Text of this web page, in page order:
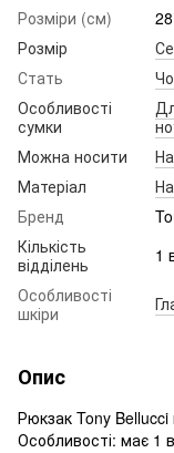
Розміри (см)
Розмір
Стать
Особливості
сумки
Можна носити
Матеріал
Бренд
Кількість
відділень
1
Особливості
шкіри
Опис
Рюкзак Tony Bellucci
Особливості: має 1